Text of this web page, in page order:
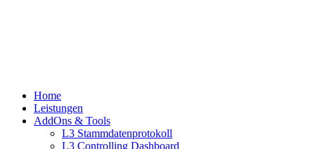
Home
Leistungen
AddOns & Tools
L3 Stammdatenprotokoll
L3 Controlling Dashboard